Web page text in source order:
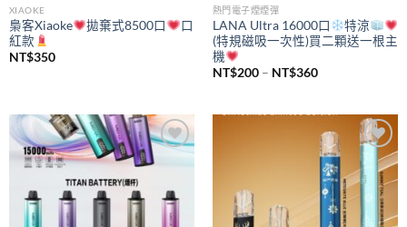
XIAOKE
梟客Xiaoke 拋棄式8500口
口
紅款
NT$350
熱門電子煙煙彈
LANA Ultra 16000口
特涼
(特規磁吸一次性)買二顆送一根主
機
NT$200 – NT$360價
NT$200
到
NT$360
Add to
Add to
wishlist